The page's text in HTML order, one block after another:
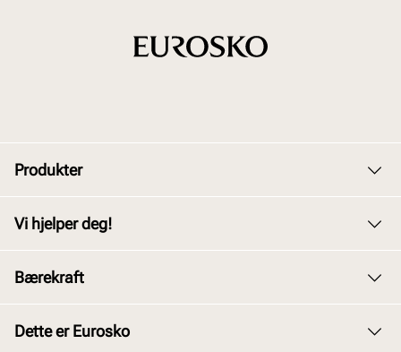
Produkter
Barn
Vi hjelper deg!
Kjøpsbetingelser
Bærekraft
Dette er Eurosko